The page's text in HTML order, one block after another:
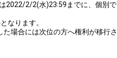
2022/2/2(水)23:59までに、個別で
なります。
場合には次位の方へ権利が移行さ